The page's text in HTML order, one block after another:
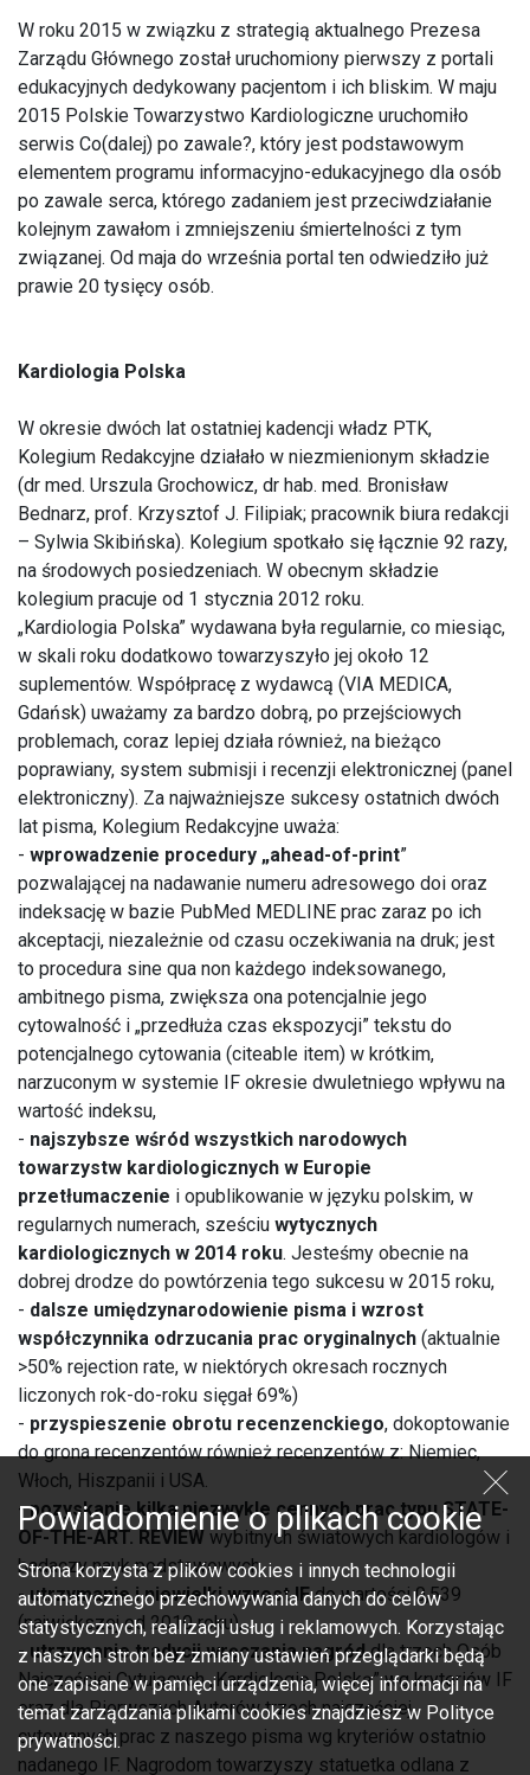
W roku 2015 w związku z strategią aktualnego Prezesa
Zarządu Głównego został uruchomiony pierwszy z portali
edukacyjnych dedykowany pacjentom i ich bliskim. W maju
2015 Polskie Towarzystwo Kardiologiczne uruchomiło
serwis Co(dalej) po zawale?, który jest podstawowym
elementem programu informacyjno-edukacyjnego dla osób
po zawale serca, którego zadaniem jest przeciwdziałanie
kolejnym zawałom i zmniejszeniu śmiertelności z tym
związanej. Od maja do września portal ten odwiedziło już
prawie 20 tysięcy osób.
Kardiologia Polska
W okresie dwóch lat ostatniej kadencji władz PTK,
Kolegium Redakcyjne działało w niezmienionym składzie
(dr med. Urszula Grochowicz, dr hab. med. Bronisław
Bednarz, prof. Krzysztof J. Filipiak; pracownik biura redakcji
– Sylwia Skibińska). Kolegium spotkało się łącznie 92 razy,
na środowych posiedzeniach. W obecnym składzie
kolegium pracuje od 1 stycznia 2012 roku.
„Kardiologia Polska” wydawana była regularnie, co miesiąc,
w skali roku dodatkowo towarzyszyło jej około 12
suplementów. Współpracę z wydawcą (VIA MEDICA,
Gdańsk) uważamy za bardzo dobrą, po przejściowych
problemach, coraz lepiej działa również, na bieżąco
poprawiany, system submisji i recenzji elektronicznej (panel
elektroniczny). Za najważniejsze sukcesy ostatnich dwóch
lat pisma, Kolegium Redakcyjne uważa:
- wprowadzenie procedury „ahead-of-print”
pozwalającej na nadawanie numeru adresowego doi oraz
indeksację w bazie PubMed MEDLINE prac zaraz po ich
akceptacji, niezależnie od czasu oczekiwania na druk; jest
to procedura sine qua non każdego indeksowanego,
ambitnego pisma, zwiększa ona potencjalnie jego
cytowalność i „przedłuża czas ekspozycji” tekstu do
potencjalnego cytowania (citeable item) w krótkim,
narzuconym w systemie IF okresie dwuletniego wpływu na
wartość indeksu,
- najszybsze wśród wszystkich narodowych
towarzystw kardiologicznych w Europie
przetłumaczenie i opublikowanie w języku polskim, w
regularnych numerach, sześciu wytycznych
kardiologicznych w 2014 roku. Jesteśmy obecnie na
dobrej drodze do powtórzenia tego sukcesu w 2015 roku,
- dalsze umiędzynarodowienie pisma i wzrost
współczynnika odrzucania prac oryginalnych (aktualnie
>50% rejection rate, w niektórych okresach rocznych
liczonych rok-do-roku sięgał 69%)
- przyspieszenie obrotu recenzenckiego, dokoptowanie
do grona recenzentów również recenzentów z: Niemiec,
Włoch, Hiszpanii i USA.
-pozyskanie kilka niezwykle cennych prac typu STATE-
OF-THE-ART. REVIEW wybitnych światowych kardiologów i
badaczy nauk podstawowych,
-utrzymanie i niewielki wzrost IFdo wartości 0,539
(największej od 2010 roku),
-utrzymanie tradycji wręczania nagróddla trzech Osób
Najczęściej Cytujących „Kardiologię Polską” wg kryteriów IF
oraz dla Pierwszych Autorów trzech najczęściej
cytowanych prac z naszego pisma wg kryteriów ostatnio
nadanego IF. Nagrodom towarzyszy statuetka odlana z
Powiadomienie o plikach cookie
Strona korzysta z plików cookies i innych technologii
automatycznego przechowywania danych do celów
statystycznych, realizacji usług i reklamowych. Korzystając
z naszych stron bez zmiany ustawień przeglądarki będą
one zapisane w pamięci urządzenia, więcej informacji na
temat zarządzania plikami cookies znajdziesz w Polityce
prywatności.